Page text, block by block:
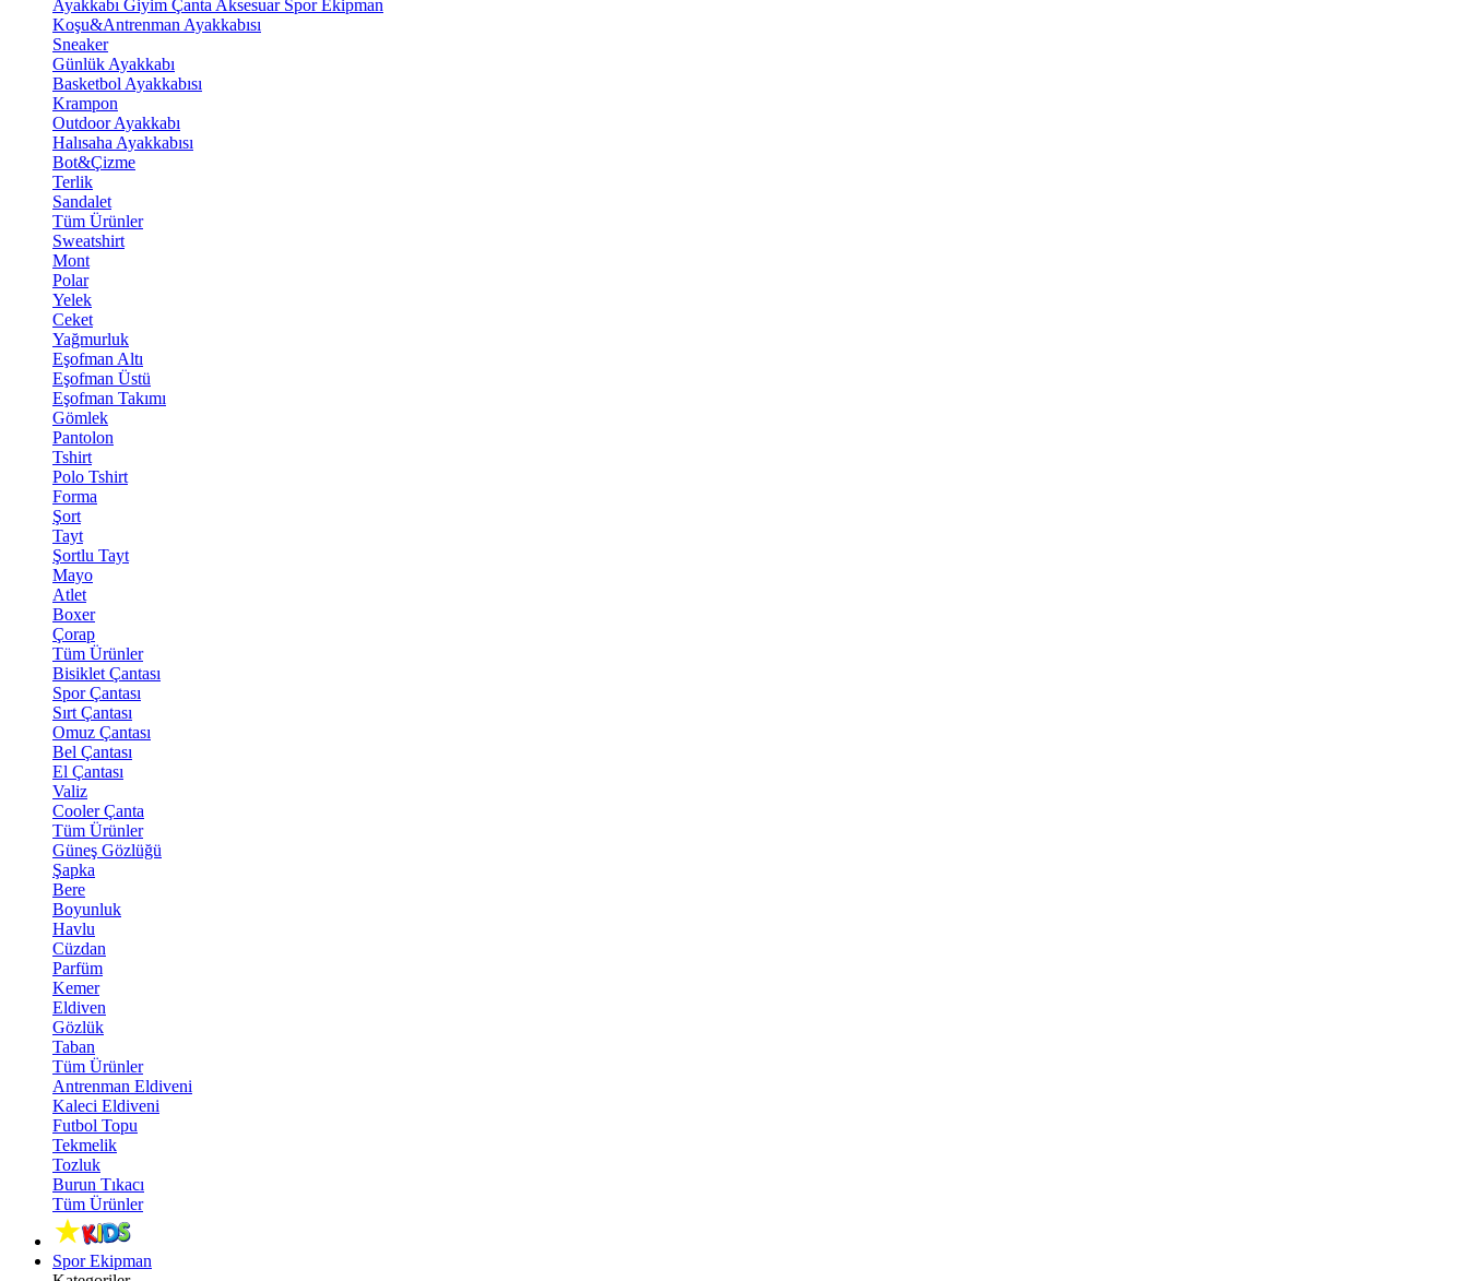
Ayakkabı Giyim Çanta Aksesuar Spor Ekipman
Koşu&Antrenman Ayakkabısı
Sneaker
Günlük Ayakkabı
Basketbol Ayakkabısı
Krampon
Outdoor Ayakkabı
Halısaha Ayakkabısı
Bot&Çizme
Terlik
Sandalet
Tüm Ürünler
Sweatshirt
Mont
Polar
Yelek
Ceket
Yağmurluk
Eşofman Altı
Eşofman Üstü
Eşofman Takımı
Gömlek
Pantolon
Tshirt
Polo Tshirt
Forma
Şort
Tayt
Şortlu Tayt
Mayo
Atlet
Boxer
Çorap
Tüm Ürünler
Bisiklet Çantası
Spor Çantası
Sırt Çantası
Omuz Çantası
Bel Çantası
El Çantası
Valiz
Cooler Çanta
Tüm Ürünler
Güneş Gözlüğü
Şapka
Bere
Boyunluk
Havlu
Cüzdan
Parfüm
Kemer
Eldiven
Gözlük
Taban
Tüm Ürünler
Antrenman Eldiveni
Kaleci Eldiveni
Futbol Topu
Tekmelik
Tozluk
Burun Tıkacı
Tüm Ürünler
Spor Ekipman